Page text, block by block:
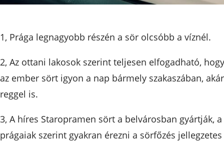
1, Prága legnagyobb részén a sör olcsóbb a víznél.
2, Az ottani lakosok szerint teljesen elfogadható, hogy
az ember sört igyon a nap bármely szakaszában, akár
reggel is.
3, A híres Staropramen sört a belvárosban gyártják, a
prágaiak szerint gyakran érezni a sörfőzés jellegzetes